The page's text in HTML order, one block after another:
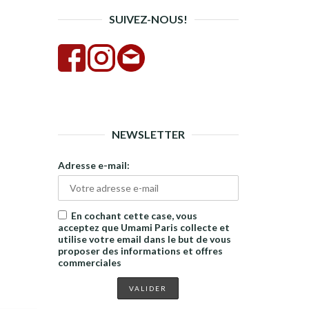
SUIVEZ-NOUS!
NEWSLETTER
Adresse e-mail:
En cochant cette case, vous
acceptez que Umami Paris collecte et
utilise votre email dans le but de vous
proposer des informations et offres
commerciales